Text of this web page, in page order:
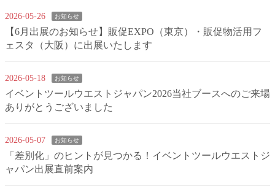
2026-05-26 お知らせ
【6月出展のお知らせ】販促EXPO（東京）・販促物活用フ
ェスタ（大阪）に出展いたします
2026-05-18 お知らせ
イベントツールウエストジャパン2026当社ブースへのご来場
ありがとうございました
2026-05-07 お知らせ
「差別化」のヒントが見つかる！イベントツールウエストジ
ャパン出展直前案内